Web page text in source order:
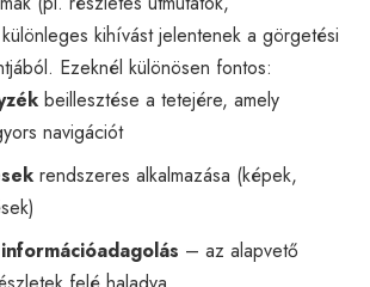
kihívást jelentenek a görgetési
Ezeknél különösen fontos:
beillesztése a tetejére, amely
navigációt
rendszeres alkalmazása (képek,
– az alapvető